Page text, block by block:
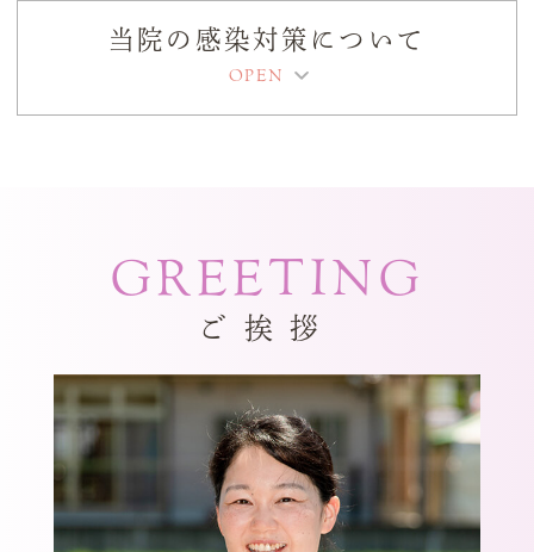
連絡くださいませ
2025.12.18
2025.12.30-2026.1.4お休みです
2025.08.02
お盆休み8月10日から14日(木)までです
※9月17日（水）10月18日（土）臨時休診
いたします
当院の感染対策について
GREETING
ご挨拶